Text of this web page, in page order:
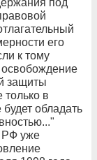
его
к тому
защиты
в
обладать
РФ уже